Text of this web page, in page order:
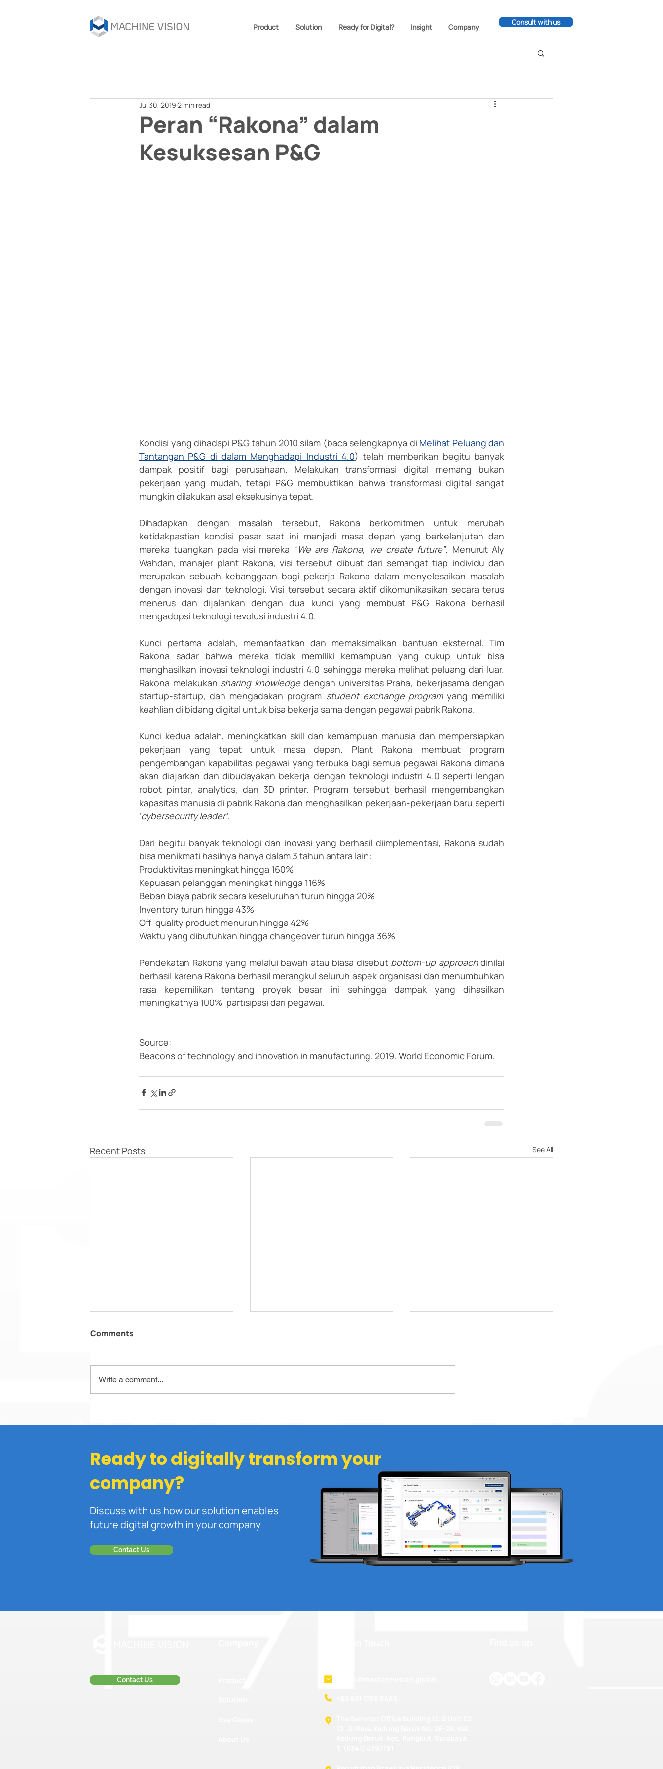
Product Solution Ready for Digital? Insight Company
Consult with us
Peran “Rakona” dalam
Kesuksesan P&G
Jul 30, 2019 2 min read
Kondisi yang dihadapi P&G tahun 2010 silam (baca selengkapnya di Melihat Peluang dan
Tantangan P&G di dalam Menghadapi Industri 4.0) telah memberikan begitu banyak
dampak positif bagi perusahaan. Melakukan transformasi digital memang bukan
pekerjaan yang mudah, tetapi P&G membuktikan bahwa transformasi digital sangat
mungkin dilakukan asal eksekusinya tepat.
Dihadapkan dengan masalah tersebut, Rakona berkomitmen untuk merubah
ketidakpastian kondisi pasar saat ini menjadi masa depan yang berkelanjutan dan
mereka tuangkan pada visi mereka “We are Rakona, we create future”. Menurut Aly
Wahdan, manajer plant Rakona, visi tersebut dibuat dari semangat tiap individu dan
merupakan sebuah kebanggaan bagi pekerja Rakona dalam menyelesaikan masalah
dengan inovasi dan teknologi. Visi tersebut secara aktif dikomunikasikan secara terus
menerus dan dijalankan dengan dua kunci yang membuat P&G Rakona berhasil
mengadopsi teknologi revolusi industri 4.0.
Kunci pertama adalah, memanfaatkan dan memaksimalkan bantuan eksternal. Tim
Rakona sadar bahwa mereka tidak memiliki kemampuan yang cukup untuk bisa
menghasilkan inovasi teknologi industri 4.0 sehingga mereka melihat peluang dari luar.
Rakona melakukan sharing knowledge dengan universitas Praha, bekerjasama dengan
startup-startup, dan mengadakan program student exchange program yang memiliki
keahlian di bidang digital untuk bisa bekerja sama dengan pegawai pabrik Rakona.
Kunci kedua adalah, meningkatkan skill dan kemampuan manusia dan mempersiapkan
pekerjaan yang tepat untuk masa depan. Plant Rakona membuat program
pengembangan kapabilitas pegawai yang terbuka bagi semua pegawai Rakona dimana
akan diajarkan dan dibudayakan bekerja dengan teknologi industri 4.0 seperti lengan
robot pintar, analytics, dan 3D printer. Program tersebut berhasil mengembangkan
kapasitas manusia di pabrik Rakona dan menghasilkan pekerjaan-pekerjaan baru seperti
‘cybersecurity leader’.
Dari begitu banyak teknologi dan inovasi yang berhasil diimplementasi, Rakona sudah
bisa menikmati hasilnya hanya dalam 3 tahun antara lain:
Produktivitas meningkat hingga 160%
Kepuasan pelanggan meningkat hingga 116%
Beban biaya pabrik secara keseluruhan turun hingga 20%
Inventory turun hingga 43%
Off-quality product menurun hingga 42%
Waktu yang dibutuhkan hingga changeover turun hingga 36%
Pendekatan Rakona yang melalui bawah atau biasa disebut bottom-up approach dinilai
berhasil karena Rakona berhasil merangkul seluruh aspek organisasi dan menumbuhkan
rasa kepemilikan tentang proyek besar ini sehingga dampak yang dihasilkan
meningkatnya 100%  partisipasi dari pegawai.
Source:
Beacons of technology and innovation in manufacturing. 2019. World Economic Forum.
Recent Posts See All
Comments
Write a comment...
Ready to digitally transform your
company?
Discuss with us how our solution enables
future digital growth in your company
Contact Us
Contact Us